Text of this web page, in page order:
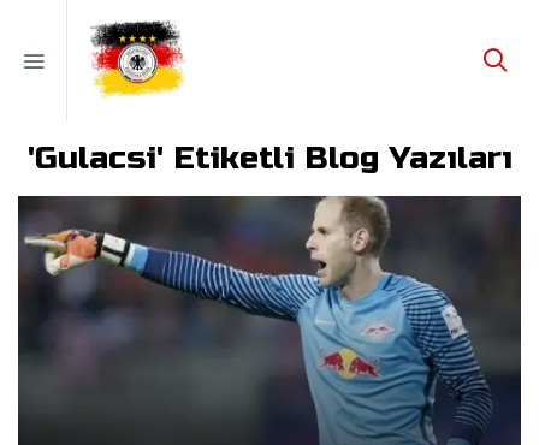
'Gulacsi' Etiketli Blog Yazıları